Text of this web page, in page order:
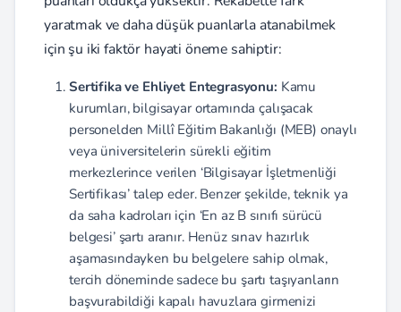
yaratmak ve daha düşük puanlarla atanabilmek
için şu iki faktör hayati öneme sahiptir:
Sertifika ve Ehliyet Entegrasyonu: Kamu
kurumları, bilgisayar ortamında çalışacak
personelden Millî Eğitim Bakanlığı (MEB) onaylı
veya üniversitelerin sürekli eğitim
merkezlerince verilen ‘Bilgisayar İşletmenliği
Sertifikası’ talep eder. Benzer şekilde, teknik ya
da saha kadroları için ‘En az B sınıfı sürücü
belgesi’ şartı aranır. Henüz sınav hazırlık
aşamasındayken bu belgelere sahip olmak,
tercih döneminde sadece bu şartı taşıyanların
başvurabildiği kapalı havuzlara girmenizi